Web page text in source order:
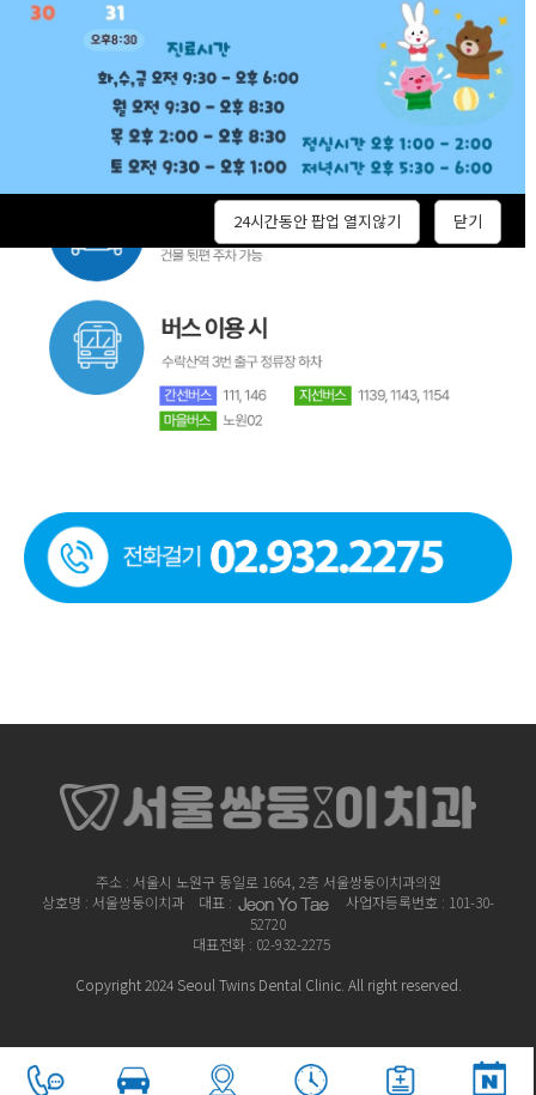
주소 : 서울시 노원구 동일로 1664, 2층 서울쌍둥이치과의원
상호명 : 서울쌍둥이치과 대표 :
사업자등록번호 : 101-30-
52720
대표전화 : 02-932-2275
Copyright 2024 Seoul Twins Dental Clinic. All right reserved.